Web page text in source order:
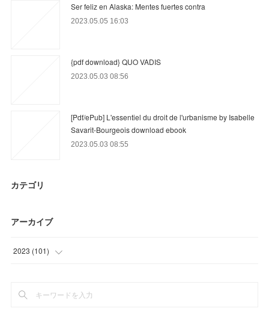
Ser feliz en Alaska: Mentes fuertes contra
2023.05.05 16:03
{pdf download} QUO VADIS
2023.05.03 08:56
[Pdf/ePub] L'essentiel du droit de l'urbanisme by Isabelle
Savarit-Bourgeois download ebook
2023.05.03 08:55
カテゴリ
アーカイブ
2023 (101)
(